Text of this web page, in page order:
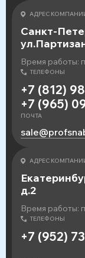
АДРЕС
Санкт-
Время работы:
ТЕЛЕФОНЫ
+7 (812)
+7 (965)
ПОЧТА
АДРЕС
д.2
Время работы:
ТЕЛЕФОНЫ
+7 (952)